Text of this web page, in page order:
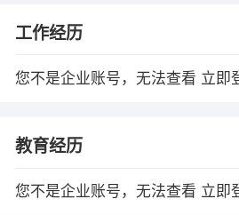
工作经历
您不是企业账号，无法查看 立即
教育经历
您不是企业账号，无法查看 立即